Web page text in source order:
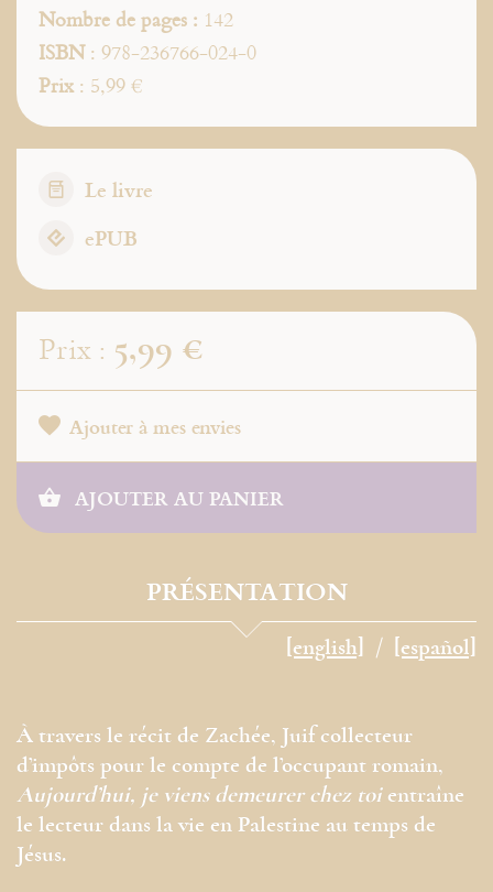
Nombre de pages : 142
ISBN: 978-236766-024-0
Prix: 5,99 €
Le livre
ePUB
Prix : 5,99 €
Ajouter à mes envies
AJOUTER AU PANIER
PRÉSENTATION
[english] [español]
À travers le récit de Zachée, Juif collecteur
d’impôts pour le compte de l’occupant romain,
Aujourd’hui, je viens demeurer chez toientraîne
le lecteur dans la vie en Palestine au temps de
Jésus.